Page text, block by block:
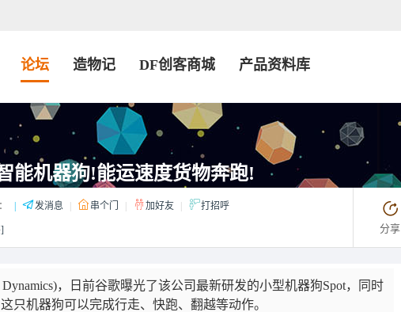
论坛 造物记 DF创客商城 产品资料库
能机器狗!能运速度货物奔跑!
发消息 串个门 加好友 打招呼
分享
，日前谷歌曝光了该公司最新研发的小型机器狗Spot，同时
只机器狗可以完成行走、快跑、翻越等动作。